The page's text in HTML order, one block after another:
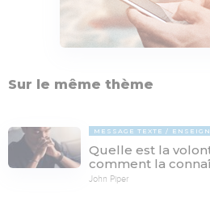
Sur le même thème
MESSAGE TEXTE
Quelle est la
comment la
John Piper